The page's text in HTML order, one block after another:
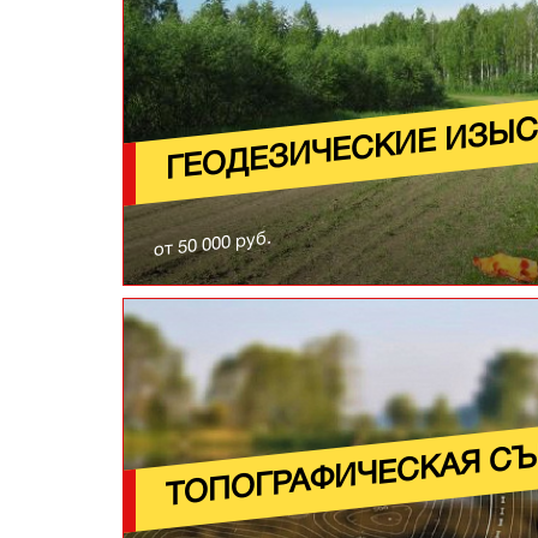
Узнайте подробнее
ГЕОДЕЗИЧЕСКИЕ
от 50 000 руб.
Узнайте подробнее
ТОПОГРАФИЧЕСКАЯ